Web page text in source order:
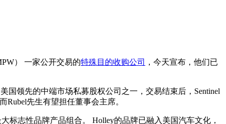
） 一家公开交易的特殊目的收购公司 ，今天宣布，他们已
国领先的中端市场私募股权公司之一，交易结束后，Sentinel
Rubel先生有望担任董事会主席。
标志性品牌产品组合。 Holley的品牌已融入美国汽车文化，